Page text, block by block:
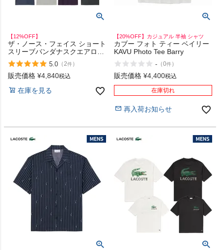
【12%OFF】
ザ・ノース・フェイス ショート
スリーブバンダナスクエアロゴ
ティー The North Face Short-
sleeve bandana square logo
tee
5.0 （2件）
販売価格 ¥4,840税込
在庫を見る
【20%OFF】カジュアル 半袖 シャツ
カブー フォト ティー ベイリー
KAVU Photo Tee Barry
- （0件）
販売価格 ¥4,400税込
在庫切れ
再入荷お知らせ